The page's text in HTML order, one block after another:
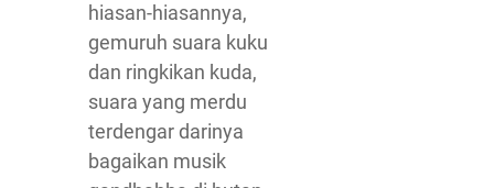
hiasan-hiasannya,
gemuruh suara kuku
dan ringkikan kuda,
suara yang merdu
terdengar darinya
bagaikan musik